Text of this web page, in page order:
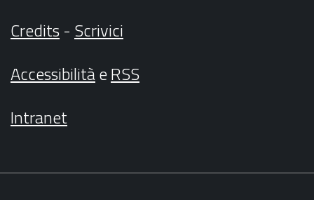
Credits- Scrivici
AccessibilitàeRSS
Intranet